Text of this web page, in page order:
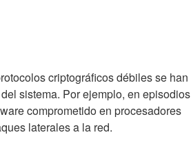
criptográficos débiles se han
sistema. Por ejemplo, en episodios
comprometido en procesadores
laterales a la red.